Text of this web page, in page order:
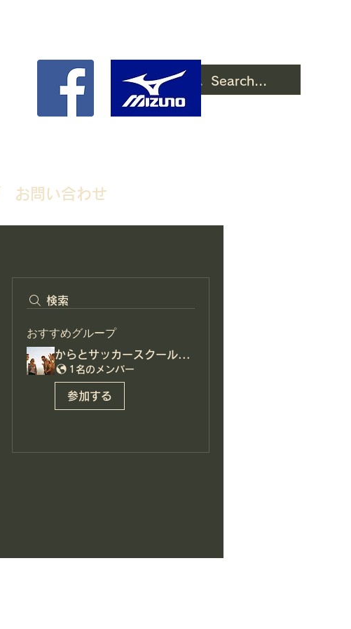
お問い合わせ
検索
おすすめグループ
からとサッカースクールグループ
1名のメンバー
参加する